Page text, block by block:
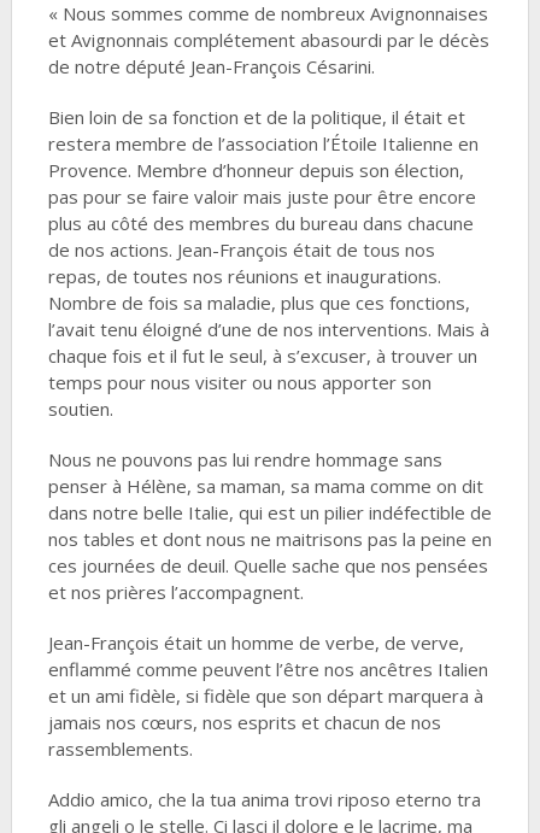
« Nous sommes comme de nombreux Avignonnaises
et Avignonnais complétement abasourdi par le décès
de notre député Jean-François Césarini.
Bien loin de sa fonction et de la politique, il était et
restera membre de l’association l’Étoile Italienne en
Provence. Membre d’honneur depuis son élection,
pas pour se faire valoir mais juste pour être encore
plus au côté des membres du bureau dans chacune
de nos actions. Jean-François était de tous nos
repas, de toutes nos réunions et inaugurations.
Nombre de fois sa maladie, plus que ces fonctions,
l’avait tenu éloigné d’une de nos interventions. Mais à
chaque fois et il fut le seul, à s’excuser, à trouver un
temps pour nous visiter ou nous apporter son
soutien.
Nous ne pouvons pas lui rendre hommage sans
penser à Hélène, sa maman, sa mama comme on dit
dans notre belle Italie, qui est un pilier indéfectible de
nos tables et dont nous ne maitrisons pas la peine en
ces journées de deuil. Quelle sache que nos pensées
et nos prières l’accompagnent.
Jean-François était un homme de verbe, de verve,
enflammé comme peuvent l’être nos ancêtres Italien
et un ami fidèle, si fidèle que son départ marquera à
jamais nos cœurs, nos esprits et chacun de nos
rassemblements.
Addio amico, che la tua anima trovi riposo eterno tra
gli angeli o le stelle. Ci lasci il dolore e le lacrime, ma